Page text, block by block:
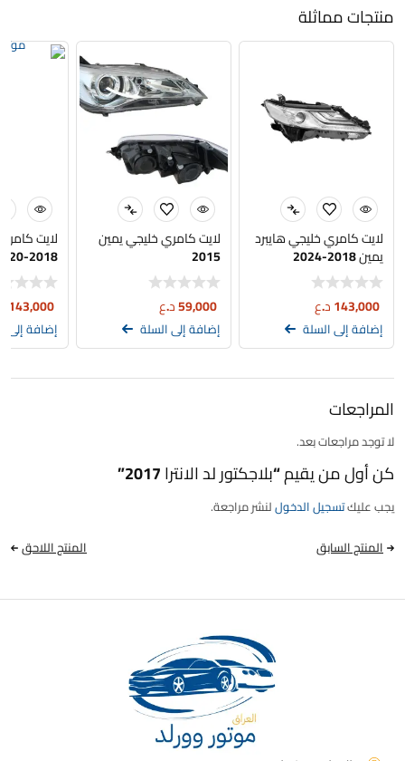
منتجات مماثلة
لايت كامري خليجي هايبرد
يمين 2018-2024
143,000د.ع
إضافة إلى السلة
لايت كامري خليجي يمين
2015
59,000د.ع
إضافة إلى السلة
لايت
2018-2020
143,000
إضافة إلى
المراجعات
لا توجد مراجعات بعد.
كن أول من يقيم “بلاجكتور لد الانترا 2017”
يجب عليكتسجيل الدخوللنشر مراجعة.
المنتج السابق
المنتج اللاحق